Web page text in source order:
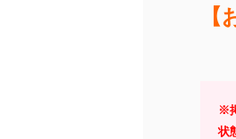
【
※
状